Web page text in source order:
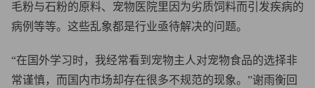
毛粉与石粉的原料、宠物医院里因为劣质饲料而引发疾病的
病例等等。这些乱象都是行业亟待解决的问题。
“在国外学习时，我经常看到宠物主人对宠物食品的选择非
常谨慎，而国内市场却存在很多不规范的现象。”谢雨衡回